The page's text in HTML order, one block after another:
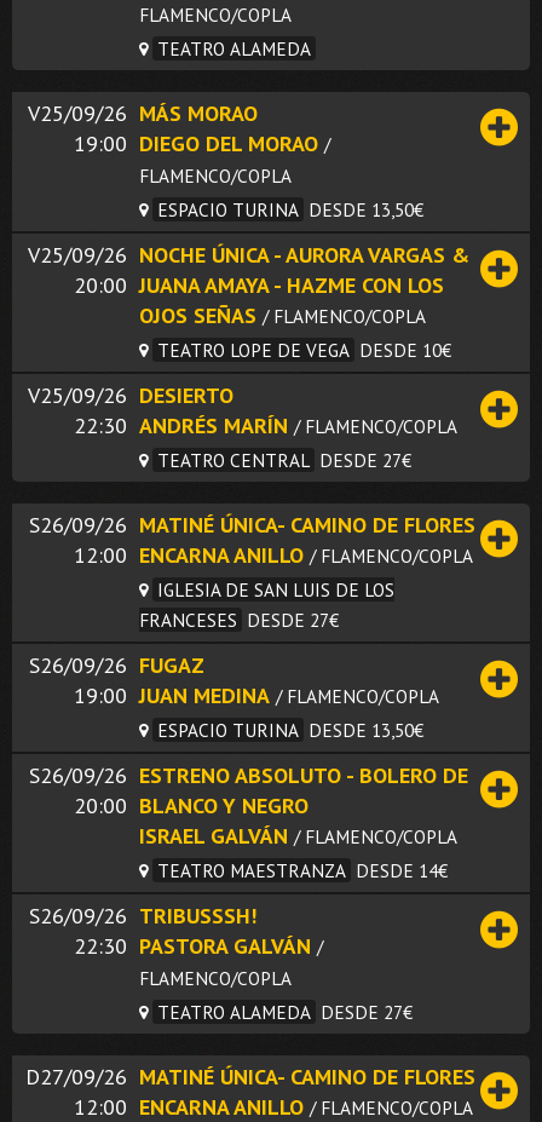
FLAMENCO/COPLA
TEATRO ALAMEDA
V25/09/26
19:00
MÁS MORAO
DIEGO DEL MORAO /
FLAMENCO/COPLA
ESPACIO TURINA DESDE 13,50€
V25/09/26
20:00
NOCHE ÚNICA - AURORA VARGAS &
JUANA AMAYA - HAZME CON LOS
OJOS SEÑAS / FLAMENCO/COPLA
TEATRO LOPE DE VEGA DESDE 10€
V25/09/26
22:30
DESIERTO
ANDRÉS MARÍN / FLAMENCO/COPLA
TEATRO CENTRAL DESDE 27€
S26/09/26
12:00
MATINÉ ÚNICA- CAMINO DE FLORES
ENCARNA ANILLO / FLAMENCO/COPLA
IGLESIA DE SAN LUIS DE LOS
FRANCESES DESDE 27€
S26/09/26
19:00
FUGAZ
JUAN MEDINA / FLAMENCO/COPLA
ESPACIO TURINA DESDE 13,50€
S26/09/26
20:00
ESTRENO ABSOLUTO - BOLERO DE
BLANCO Y NEGRO
ISRAEL GALVÁN / FLAMENCO/COPLA
TEATRO MAESTRANZA DESDE 14€
S26/09/26
22:30
TRIBUSSSH!
PASTORA GALVÁN /
FLAMENCO/COPLA
TEATRO ALAMEDA DESDE 27€
D27/09/26
12:00
MATINÉ ÚNICA- CAMINO DE FLORES
ENCARNA ANILLO / FLAMENCO/COPLA